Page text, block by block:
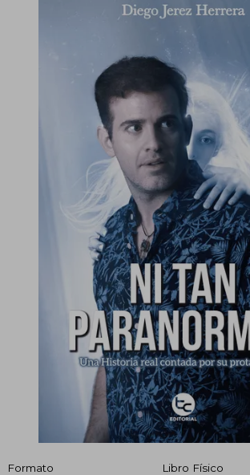
Formato
Libro Físico